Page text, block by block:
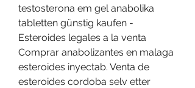
testosterona em gel anabolika
tabletten günstig kaufen -
Esteroides legales a la venta
Comprar anabolizantes en malaga
esteroides inyectab. Venta de
esteroides cordoba selv etter